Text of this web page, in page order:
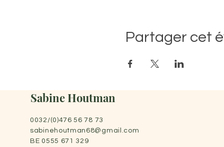
Car la lumière des phares
D’où revenais-tu me direz-
Nous étions tous unis et
L’art politique suprême
Partager cet
Sabine Houtman
0032/(0)476 56 78 73
sabinehoutman68@gmail.com
BE 0555 671 329